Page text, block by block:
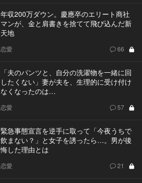
年収200万ダウン。慶應卒のエリート商社
マンが、金と肩書きを捨てて飛び込んだ新
天地
恋愛 66
「夫のパンツと、自分の洗濯物を一緒に回
したくない」妻が夫を、生理的に受け付け
なくなったのは…
恋愛 57
緊急事態宣言を逆手に取って「今夜うちで
飲まない？」と女子を誘ったら…。男が後
悔した理由とは
恋愛 21